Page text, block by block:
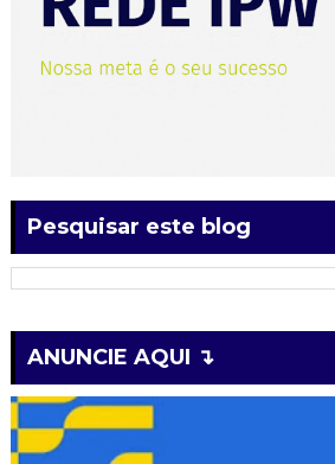
Pesquisar este blog
ANUNCIE AQUI ↴